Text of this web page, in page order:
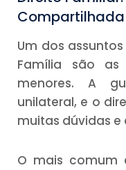
Um dos
Família são
menores. A
unilateral, e o
muitas dúvidas
O mais comum